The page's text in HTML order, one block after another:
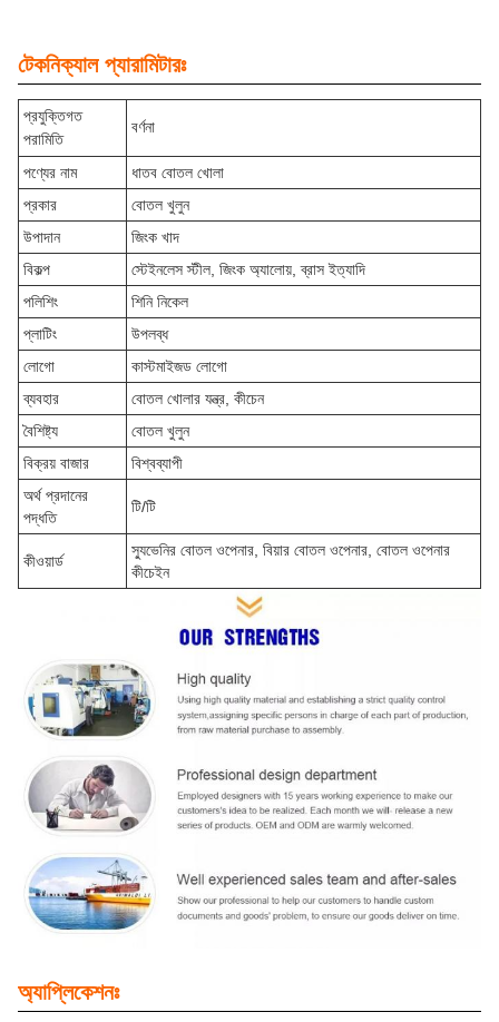
টেকনিক্যাল প্যারামিটারঃ
প্রযুক্তিগত
পরামিতি
বর্ণনা
পণ্যের নাম
ধাতব বোতল খোলা
প্রকার
বোতল খুলুন
উপাদান
জিংক খাদ
বিকল্প
স্টেইনলেস স্টীল, জিংক অ্যালোয়, ব্রাস ইত্যাদি
পলিশিং
শিনি নিকেল
প্লাটিং
উপলব্ধ
লোগো
কাস্টমাইজড লোগো
ব্যবহার
বোতল খোলার যন্ত্র, কীচেন
বৈশিষ্ট্য
বোতল খুলুন
বিক্রয় বাজার
বিশ্বব্যাপী
অর্থ প্রদানের
পদ্ধতি
টি/টি
কীওয়ার্ড
স্যুভেনির বোতল ওপেনার, বিয়ার বোতল ওপেনার, বোতল ওপেনার
কীচেইন
অ্যাপ্লিকেশনঃ